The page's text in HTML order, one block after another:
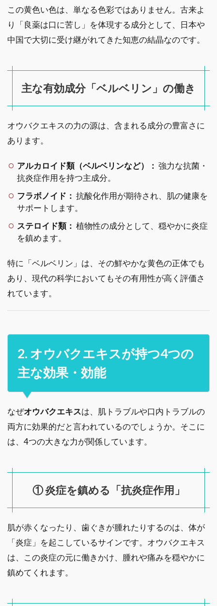
この黄色い色は、単なる色彩ではありません。古来よ
り「良薬は口に苦し」を体現する成分として、日本や
中国で大切に受け継がれてきた知恵の結晶なのです。
主な有効成分「ベルベリン」の働き
オウバクエキスの力の源は、含まれる成分の豊富さに
あります。
アルカロイド類（ベルベリンなど）： 強力な抗菌・
抗炎症作用を持つ主成分。
フラボノイド： 抗酸化作用が期待され、肌の健康を
サポートします。
ステロイド類： 植物性の成分として、穏やかに炎症
を鎮めます。
特に「ベルベリン」は、その鮮やかな黄色の正体でも
あり、現代の科学においてもその有用性が高く評価さ
れています。
2. オウバクエキスが持つ4つの
主な効果・効能
なぜオウバクエキスは、肌トラブルや口内トラブルの
両方に効果的だと言われているのでしょうか。そこに
は、4つの大きな力が関係しています。
① 炎症を鎮める「抗炎症作用」
肌が赤くなったり、歯ぐきが腫れたりするのは、体が
「炎症」を起こしているサインです。オウバクエキス
は、この炎症の元に働きかけ、腫れや痛みを穏やかに
鎮めてくれます。